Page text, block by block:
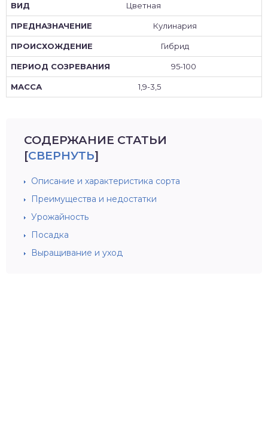
Цветная
Кулинария
Гибрид
95-100
1,9-3,5
СОДЕРЖАНИЕ СТАТЬИ
[СВЕРНУТЬ]
Описание и характеристика сорта
Преимущества и недостатки
Урожайность
Посадка
Выращивание и уход